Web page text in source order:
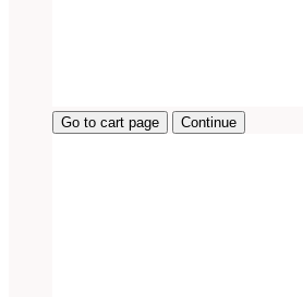
Go to cart page Continue